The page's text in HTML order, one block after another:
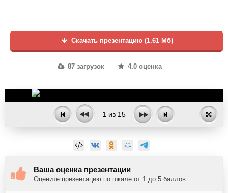
Скачать презентацию (1.61 Мб)
87 загрузок 4.0 оценка
1 из 15
Ваша оценка презентации
Оцените презентацию по шкале от 1 до 5 баллов